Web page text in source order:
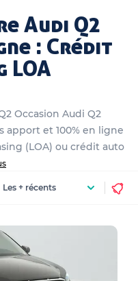
Audi Q2
: Crédit
LOA
Occasion Audi Q2
apport et 100% en ligne
(LOA) ou crédit auto